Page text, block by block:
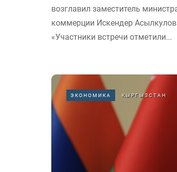
возглавил заместитель
коммерции Искендер
«Участники встречи отметили...
ЭКОНОМИКА КЫРГЫЗСТАН